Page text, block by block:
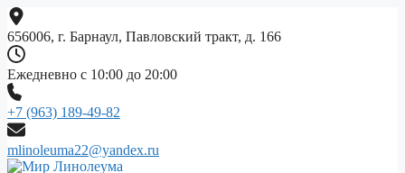
Перейти
к
содержимому
656006, г. Барнаул, Павловский тракт, д. 166
Ежедневно с 10:00 до 20:00
+7 (963) 189-49-82
mlinoleuma22@yandex.ru